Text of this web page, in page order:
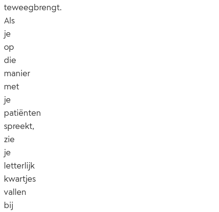
teweegbrengt.
Als
je
op
die
manier
met
je
patiënten
spreekt,
zie
je
letterlijk
kwartjes
vallen
bij